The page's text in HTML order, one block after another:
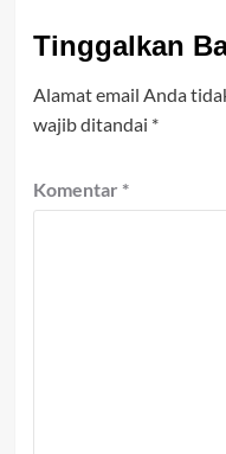
Tinggalkan
Alamat email Anda
wajib ditandai *
Komentar *